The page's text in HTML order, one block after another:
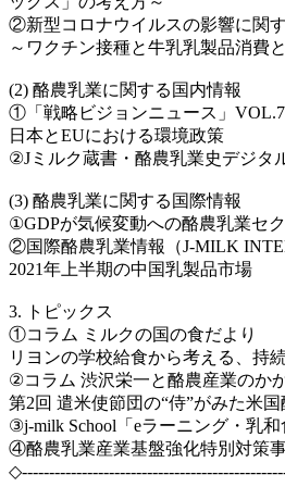
②新型コロナウイルスの影響に関
～ワクチン接種と牛乳乳製品消費
(2) 酪農乳業に関する国内情報
①「戦略ビジョンニュース」VOL.7
日本とEUにおける環境政策
②Jミルク蔵書・酪農乳業史デジタ
(3) 酪農乳業に関する国際情報
①GDPが気候変動への酪農乳業セ
②国際酪農乳業情報（J-MILK
2021年上半期の中国乳製品市場
3. トピックス
①コラム ミルクの国の食だより
リヨンの学校給食から考える、持
②コラム 渋沢栄一と酪農産業のか
第2回 遣米使節団の“侍”がみた米国
③j-milk School「eラーニング・乳
④酪農乳業産業基盤強化特別対策